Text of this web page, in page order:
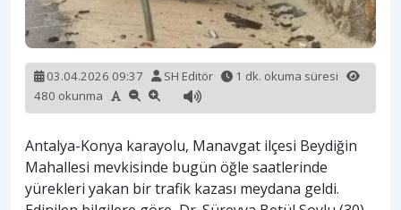
03.04.2026 09:37 SH Editör
1 dk. okuma süresi
480 okunma
Antalya-Konya karayolu, Manavgat ilçesi Beydiğin
Mahallesi mevkisinde bugün öğle saatlerinde
yürekleri yakan bir trafik kazası meydana geldi.